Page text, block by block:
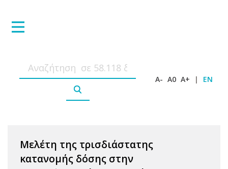
A- A0 A+ | EN
Μελέτη της τρισδιάστατης
κατανομής δόσης στην